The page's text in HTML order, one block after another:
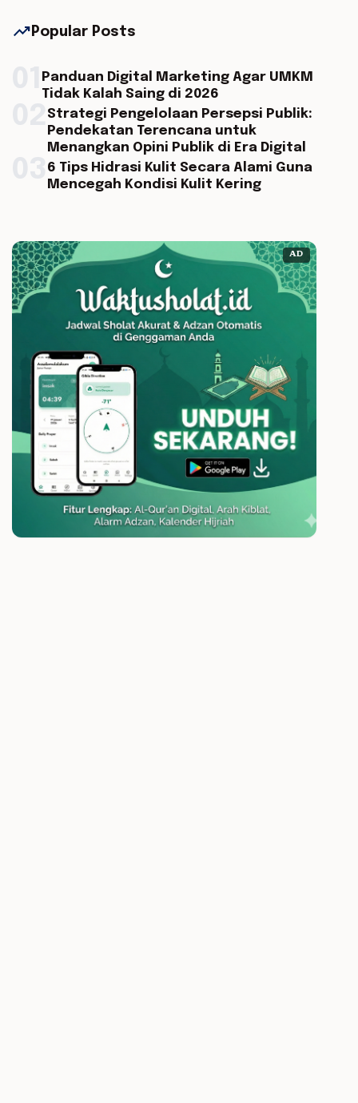
trending_up Popular Posts
Panduan Digital Marketing Agar UMKM
Tidak Kalah Saing di 2026
Strategi Pengelolaan Persepsi Publik:
Pendekatan Terencana untuk
Menangkan Opini Publik di Era Digital
6 Tips Hidrasi Kulit Secara Alami Guna
Mencegah Kondisi Kulit Kering
AD